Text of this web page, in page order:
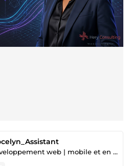
🚀 Expert en Développement web | mobile et en Data, Marketing Digital, Montage Vidéo & Prospection